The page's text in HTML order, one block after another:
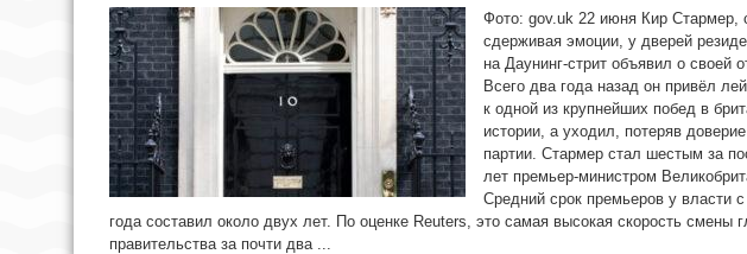
Фото: gov.uk 22 июня Кир Стармер,
сдерживая эмоции, у дверей
на Даунинг-стрит объявил о своей
Всего два года назад он привёл
к одной из крупнейших побед в
истории, а уходил, потеряв
партии. Стармер стал шестым за
лет премьер-министром
Средний срок премьеров у власти
года составил около двух лет. По оценке Reuters, это самая высокая скорость смены
правительства за почти два ...